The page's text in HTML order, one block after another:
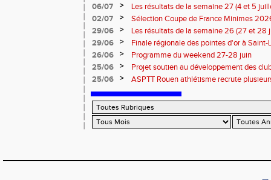
06/07
>
Les résultats de la semaine 27 (4 et 5
02/07
>
Sélection Coupe de France Minimes
29/06
>
Les résultats de la semaine 26 (27 et 28
29/06
>
Finale régionale des pointes d'or à
informations
26/06 >
Programme du weekend 27-28 juin
25/06
>
Projet soutien au développement des
25/06
> ASPTT Rouen athlétisme recrute